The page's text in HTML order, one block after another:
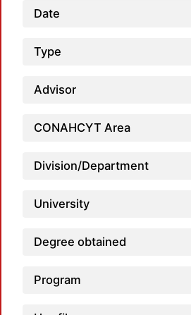
Date
Type
Advisor
CONAHCYT Area
Division/Department
University
Degree obtained
Program